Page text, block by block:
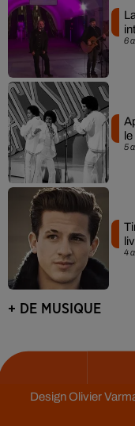
6
5
4
+ DE MUSIQUE
DesignOlivier